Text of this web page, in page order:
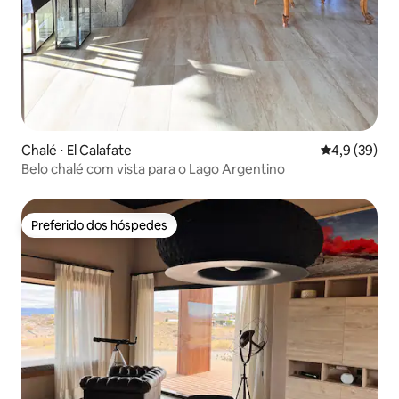
Chalé ⋅ El Calafate 4,9 de uma
4,9 (39)
Belo chalé com vista para o Lago Argentino
Preferido dos hóspedes
Preferido dos hóspedes